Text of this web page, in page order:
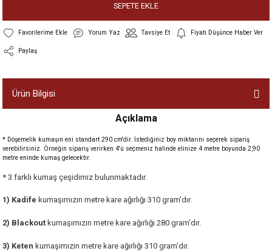
SEPETE EKLE
Yorum Yaz Tavsiye Et Fiyatı Düşünce Haber Ver
Paylaş
Ürün Bilgisi
Açıklama
* Döşemelik kumaşın eni standart 290 cm'dir. İstediğiniz boy miktarını seçerek sipariş
verebilirsiniz. Örneğin sipariş verirken 4'ü seçmeniz halinde elinize 4 metre boyunda 2,90
metre eninde kumaş gelecektir.
* 3 farklı kumaş çeşidimiz bulunmaktadır.
1) Kadife kumaşımızın metre kare ağırlığı 310 gram'dır.
2) Blackout kumaşımızın metre kare ağırlığı 280 gram'dır.
3) Keten kumaşımızın metre kare ağırlığı 310 gram'dır.